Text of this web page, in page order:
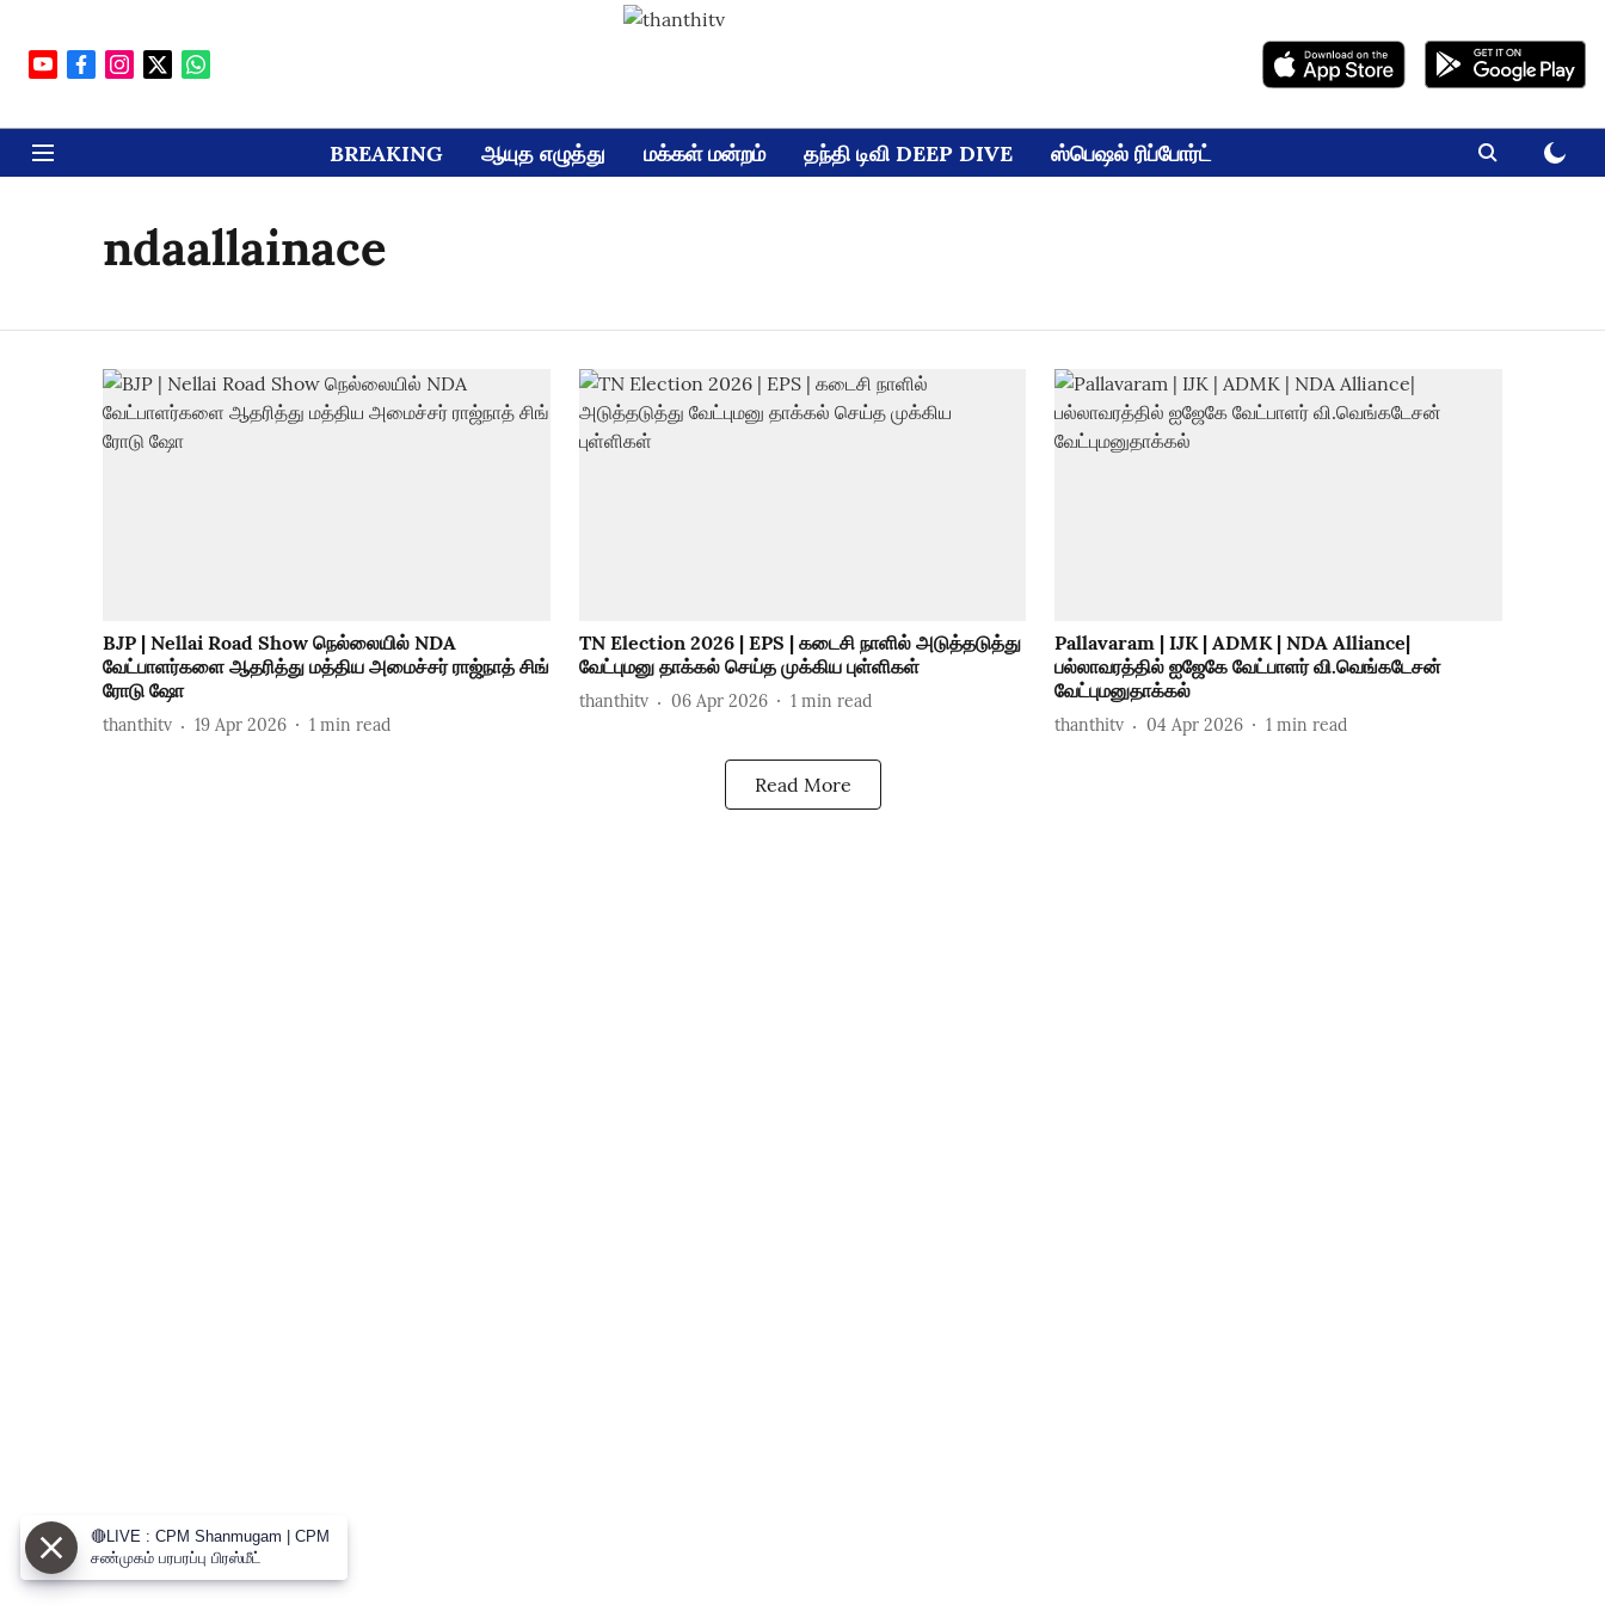
BREAKING ஆயுத எழுத்து மக்கள் மன்றம் தந்தி டிவி DEEP DIVE ஸ்பெஷல் ரிப்போர்ட்
ndaallainace
BJP | Nellai Road Show நெல்லையில் NDA
வேட்பாளர்களை ஆதரித்து மத்திய அமைச்சர் ராஜ்நாத் சிங்
ரோடு ஷோ
thanthitv 19 Apr 2026 1 min read
TN Election 2026 | EPS | கடைசி நாளில் அடுத்தடுத்து
வேட்புமனு தாக்கல் செய்த முக்கிய புள்ளிகள்
thanthitv 06 Apr 2026 1 min read
Pallavaram | IJK | ADMK | NDA Alliance|
பல்லாவரத்தில் ஐஜேகே வேட்பாளர் வி.வெங்கடேசன்
வேட்புமனுதாக்கல்
thanthitv 04 Apr 2026 1 min read
Read More
🔴LIVE : CPM Shanmugam | CPM
சண்முகம் பரபரப்பு பிரஸ்மீட்